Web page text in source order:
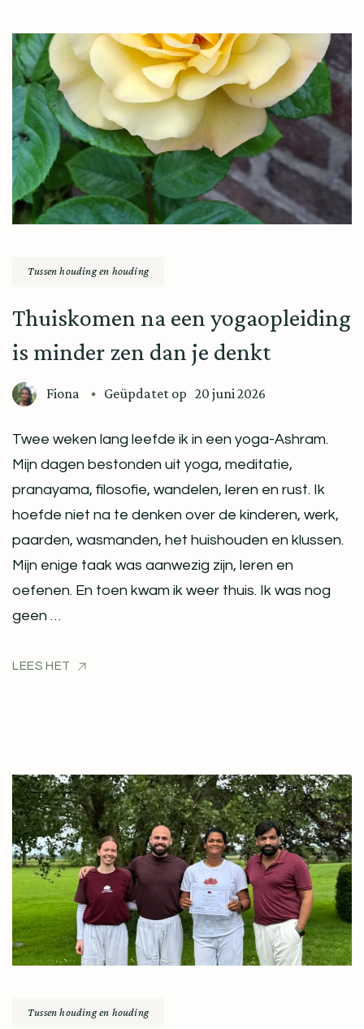
Tussen houding en houding
Thuiskomen na een yogaopleiding
is minder zen dan je denkt
Fiona Geüpdatet op 20 juni 2026
Twee weken lang leefde ik in een yoga-Ashram.
Mijn dagen bestonden uit yoga, meditatie,
pranayama, filosofie, wandelen, leren en rust. Ik
hoefde niet na te denken over de kinderen, werk,
paarden, wasmanden, het huishouden en klussen.
Mijn enige taak was aanwezig zijn, leren en
oefenen. En toen kwam ik weer thuis. Ik was nog
geen …
LEES HET
Tussen houding en houding